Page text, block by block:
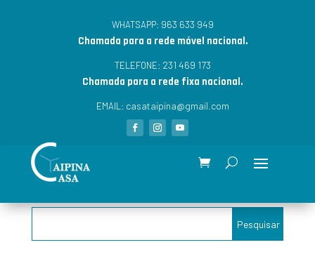
WHATSAPP: 963 633 949
Chamada para a rede móvel nacional.
TELEFONE: 231 469 173
Chamada para a rede fixa nacional.
EMAIL: casataipina@gmail.com